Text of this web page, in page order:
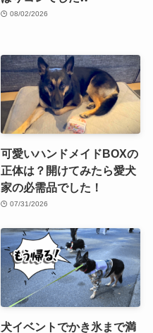
08/02/2026
可愛いハンドメイドBOXの
正体は？開けてみたら愛犬
家の必需品でした！
07/31/2026
犬イベントでかき氷まで満